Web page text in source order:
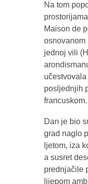
Na tom
Maison de
osnovanom
jednoj vili
posljednjih
francuskom.
Dan je bio
grad naglo
ljetom, iza
a susret
prednjačile
lijepom